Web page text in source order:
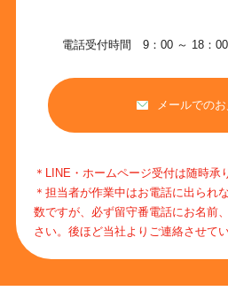
電話受付時間 9：00 ～ 18：
メールでのお
＊LINE・ホームページ受付は随時承
＊担当者が作業中はお電話に出られ
数ですが、必ず留守番電話にお名前
さい。後ほど当社よりご連絡させて